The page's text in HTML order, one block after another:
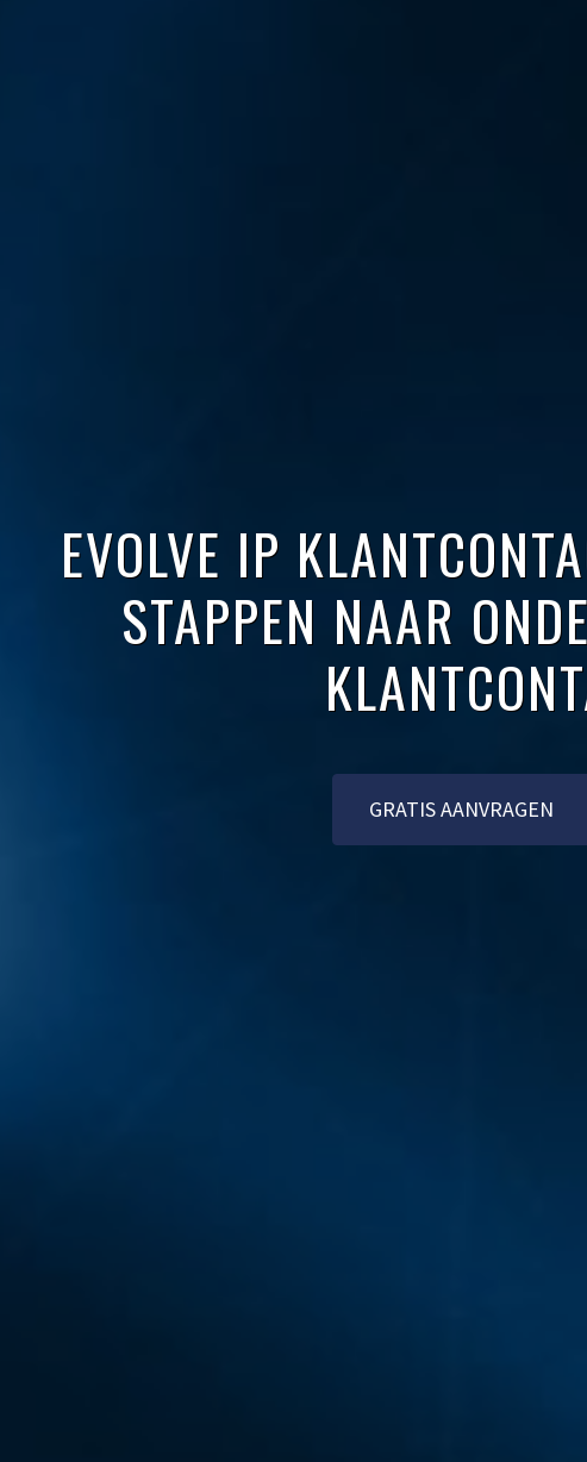
EVOLVE IP
STAPPEN NAAR
GRATIS AANVRAGEN